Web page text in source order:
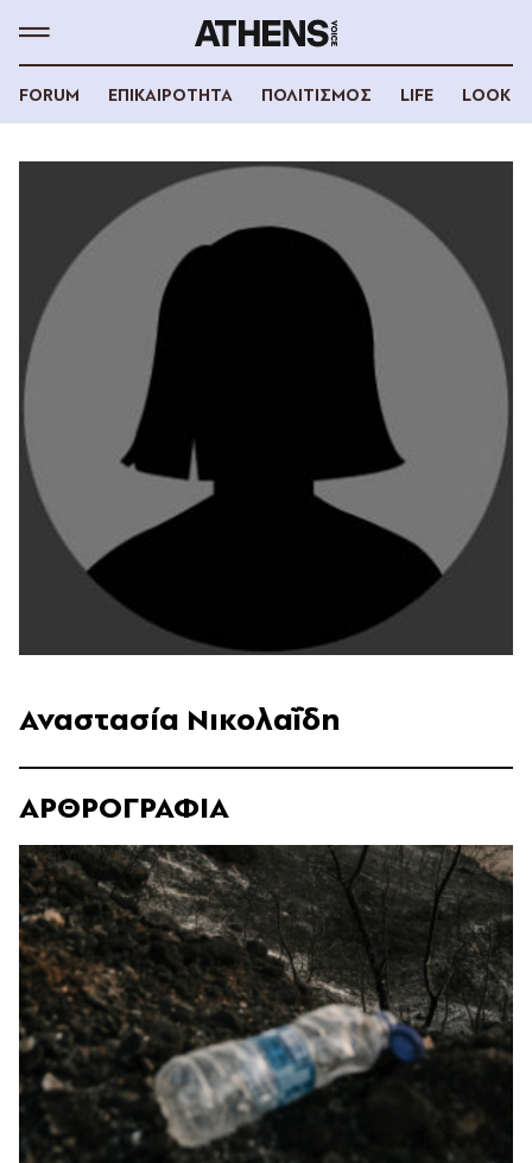
FORUM ΕΠΙΚΑΙΡΟΤΗΤΑ ΠΟΛΙΤΙΣΜΟΣ LIFE LOOK
Αναστασία Νικολαΐδη
ΑΡΘΡΟΓΡΑΦΙΑ